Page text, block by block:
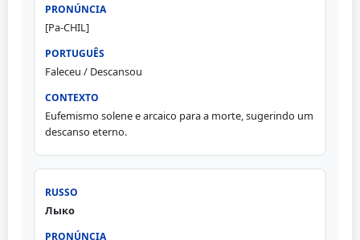
[Pa-CHIL]
Faleceu / Descansou
Eufemismo solene e arcaico para a morte, sugerindo um
descanso eterno.
Лыко